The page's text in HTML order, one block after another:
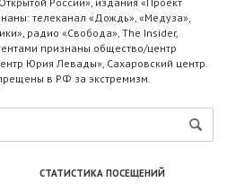
телеканал «Дождь», «Медуза»,
радио «Свобода», The Insider,
признаны общество/центр
Юрия Левады», Сахаровский центр.
в РФ за экстремизм.
СТАТИСТИКА ПОСЕЩЕНИЙ